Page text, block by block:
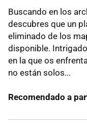
Buscando en los
descubres que un
eliminado de los
disponible.
en la que os
no están solos...
Recomendado a